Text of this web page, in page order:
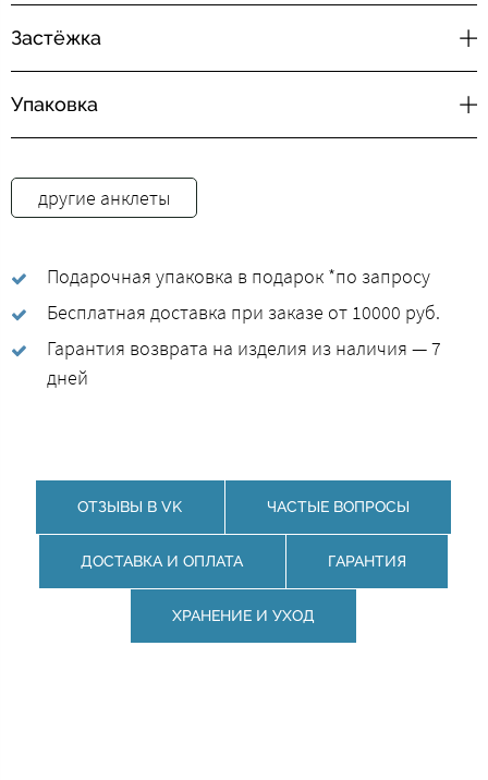
Застёжка
Упаковка
другие анклеты
Подарочная упаковка в подарок *по запросу
Бесплатная доставка при заказе от 10000 руб.
Гарантия возврата на изделия из наличия — 7
дней
ОТЗЫВЫ В VK ЧАСТЫЕ ВОПРОСЫ
ДОСТАВКА И ОПЛАТА ГАРАНТИЯ
ХРАНЕНИЕ И УХОД